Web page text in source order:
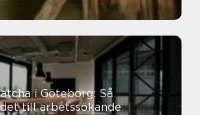
i Göteborg: Så
till arbetssökande